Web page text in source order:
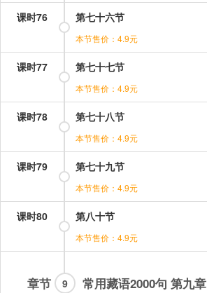
课时76 第七十六节
本节售价：4.9元
课时77 第七十七节
本节售价：4.9元
课时78 第七十八节
本节售价：4.9元
课时79 第七十九节
本节售价：4.9元
课时80 第八十节
本节售价：4.9元
章节 常用藏语2000句 第九章
9